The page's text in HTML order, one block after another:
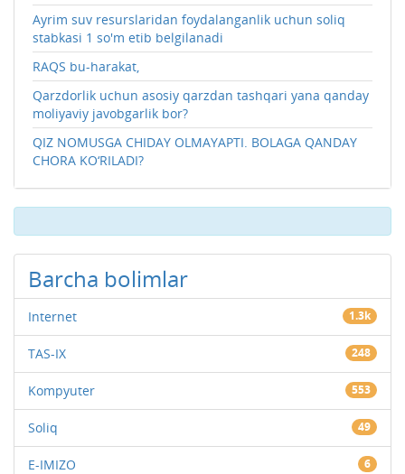
Ayrim suv resurslaridan foydalanganlik uchun soliq
stabkasi 1 so'm etib belgilanadi
RAQS bu-harakat,
Qarzdorlik uchun asosiy qarzdan tashqari yana qanday
moliyaviy javobgarlik bor?
QIZ NOMUSGA CHIDAY OLMAYAPTI. BOLAGA QANDAY
CHORA KO‘RILADI?
Barcha bolimlar
Internet 1.3k
TAS-IX 248
Kompyuter 553
Soliq 49
E-IMIZO 6